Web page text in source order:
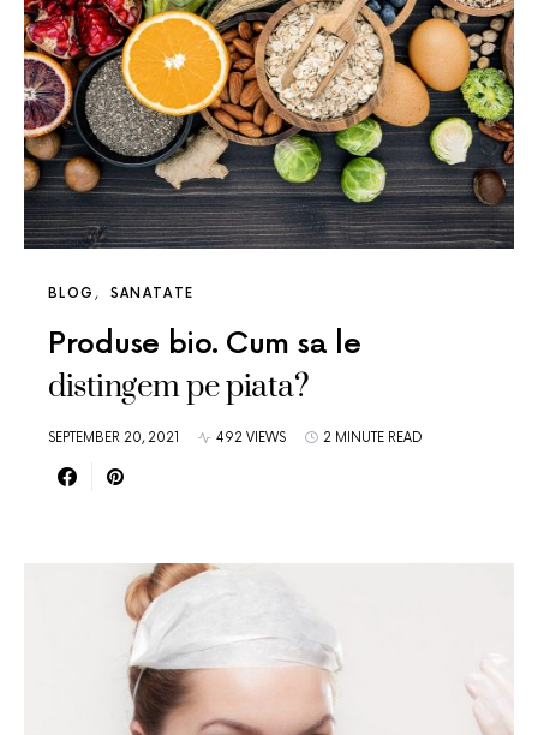
BLOG SANATATE
Produse bio. Cum sa le
distingem pe piata?
SEPTEMBER 20, 2021 492 VIEWS 2 MINUTE READ